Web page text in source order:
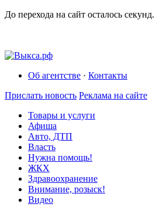
До перехода на сайт осталось секунд.
Об агентстве · Контакты
Прислать новость Реклама на сайте
Товары и услуги
Афиша
Авто, ДТП
Власть
Нужна помощь!
ЖКХ
Здравоохранение
Внимание, розыск!
Видео